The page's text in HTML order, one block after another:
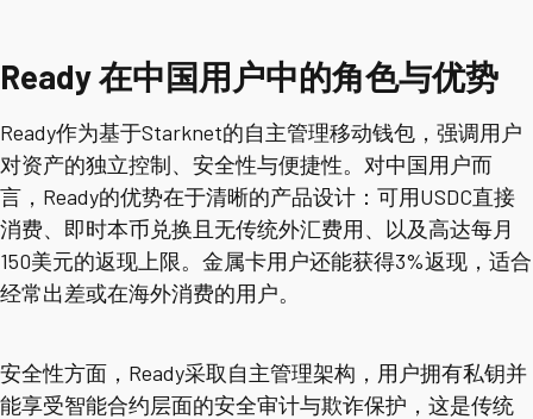
Ready 在中国用户中的角色与优势
Ready作为基于Starknet的自主管理移动钱包，强调用户
对资产的独立控制、安全性与便捷性。对中国用户而
言，Ready的优势在于清晰的产品设计：可用USDC直接
消费、即时本币兑换且无传统外汇费用、以及高达每月
150美元的返现上限。金属卡用户还能获得3%返现，适合
经常出差或在海外消费的用户。
安全性方面，Ready采取自主管理架构，用户拥有私钥并
能享受智能合约层面的安全审计与欺诈保护，这是传统